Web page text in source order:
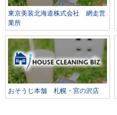
東京美装北海道株式会社 網走営
業所
おそうじ本舗 札幌・宮の沢店